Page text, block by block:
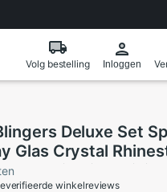
Volg bestelling Inloggen
Deluxe Set
Glas Crystal
Diy Meisjes
winkelreviews